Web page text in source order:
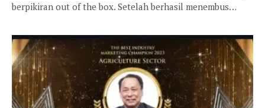
berpikiran out of the box. Setelah berhasil menembus…